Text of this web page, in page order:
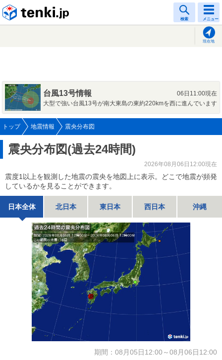
検索 メニュー
現在地
台風13号情報
06日11:00現在
大型で強い台風13号が南大東島の東約220kmを西に進んでいます
トップ 地震情報 震央分布図
震央分布図(過去24時間)
2026年08月06日12:00現在
震度1以上を観測した地震の震央を地図上に表示。どこで地震が頻発
しているかを見ることができます。
日本全体 北日本 東日本 西日本 沖縄
期間：08月05日12:00～08月06日12:00